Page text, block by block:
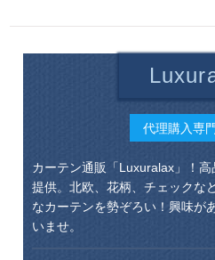
代理購入専
カーテン通販「Luxuralax」！
提供。北欧、花柄、チェックな
なカーテンを勢ぞろい！興味が
いませ。